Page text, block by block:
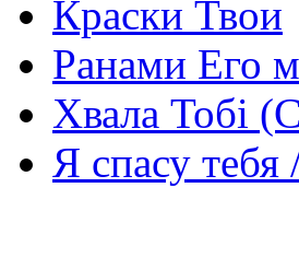
Краски Твои
Ранами Его
Хвала Тобі
Я спасу